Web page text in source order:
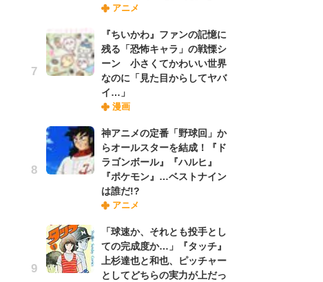
アニメ
『ちいかわ』ファンの記憶に
残る「恐怖キャラ」の戦慄シ
ーン 小さくてかわいい世界
なのに「見た目からしてヤバ
イ…」
漫画
神アニメの定番「野球回」か
らオールスターを結成！『ド
ラゴンボール』『ハルヒ』
『ポケモン』…ベストナイン
は誰だ!?
アニメ
「球速か、それとも投手とし
ての完成度か…」『タッチ』
上杉達也と和也、ピッチャー
としてどちらの実力が上だっ